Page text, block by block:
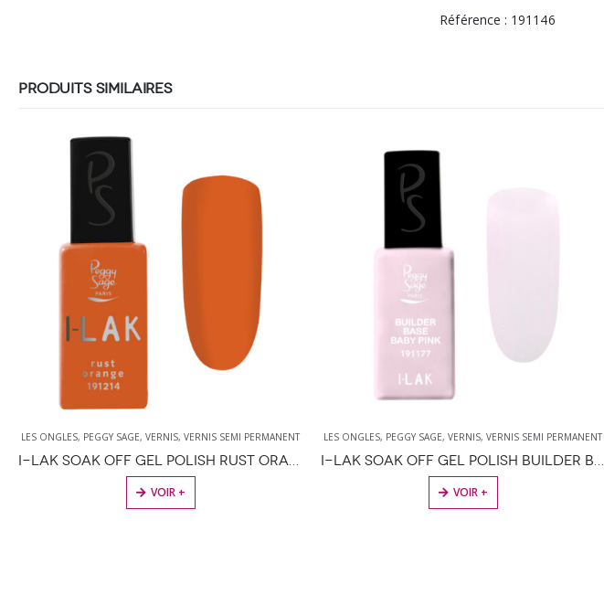
Référence : 191146
PRODUITS SIMILAIRES
LES ONGLES, PEGGY SAGE, VERNIS, VERNIS SEMI PERMANENT
I-LAK SOAK OFF GEL POLISH RUST ORANGE 11ML
VOIR +
LES ONGLES, PEGGY SAGE, VERNIS, VERNIS SEMI PERMANENT
I-LAK SOAK OFF GEL POLISH BUILDER BASE BABY PINK – 11ML
VOIR +